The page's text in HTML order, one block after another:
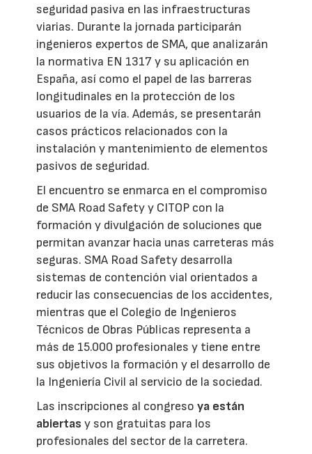
seguridad pasiva en las infraestructuras
viarias. Durante la jornada participarán
ingenieros expertos de SMA, que analizarán
la normativa EN 1317 y su aplicación en
España, así como el papel de las barreras
longitudinales en la protección de los
usuarios de la vía. Además, se presentarán
casos prácticos relacionados con la
instalación y mantenimiento de elementos
pasivos de seguridad.
El encuentro se enmarca en el compromiso
de SMA Road Safety y CITOP con la
formación y divulgación de soluciones que
permitan avanzar hacia unas carreteras más
seguras. SMA Road Safety desarrolla
sistemas de contención vial orientados a
reducir las consecuencias de los accidentes,
mientras que el Colegio de Ingenieros
Técnicos de Obras Públicas representa a
más de 15.000 profesionales y tiene entre
sus objetivos la formación y el desarrollo de
la Ingeniería Civil al servicio de la sociedad.
Las inscripciones al congresoya están
abiertas y son gratuitas para los
profesionales del sector de la carretera.